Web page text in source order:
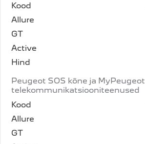
Peugeot SOS kõne ja MyPeugeot
telekommunikatsiooniteenused